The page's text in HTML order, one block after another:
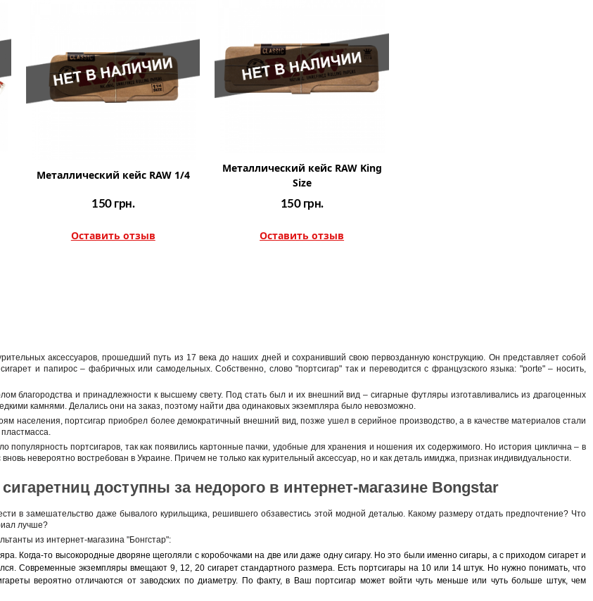
Металлический кейс RAW 1/4
150 грн.
Оставить отзыв
Металлический кейс RAW King
Size
150 грн.
Оставить отзыв
аксессуаров, прошедший путь из 17 века до наших дней и сохранивший свою первозданную конструкцию. Он представляет собой
и папирос – фабричных или самодельных. Собственно, слово "портсигар" так и переводится с французского языка: "porte" – носить,
благородства и принадлежности к высшему свету. Под стать был и их внешний вид – сигарные футляры изготавливались из драгоценных
камнями. Делались они на заказ, поэтому найти два одинаковых экземпляра было невозможно.
населения, портсигар приобрел более демократичный внешний вид, позже ушел в серийное производство, а в качестве материалов стали
популярность портсигаров, так как появились картонные пачки, удобные для хранения и ношения их содержимого. Но история циклична – в
невероятно востребован в Украине. Причем не только как курительный аксессуар, но и как деталь имиджа, признак индивидуальности.
доступны за недорого в интернет-магазине Bongstar
в замешательство даже бывалого курильщика, решившего обзавестись этой модной деталью. Какому размеру отдать предпочтение? Что
лучше?
из интернет-магазина "Бонгстар":
Когда-то высокородные дворяне щеголяли с коробочками на две или даже одну сигару. Но это были именно сигары, а с приходом сигарет и
Современные экземпляры вмещают 9, 12, 20 сигарет стандартного размера. Есть портсигары на 10 или 14 штук. Но нужно понимать, что
вероятно отличаются от заводских по диаметру. По факту, в Ваш портсигар может войти чуть меньше или чуть больше штук, чем